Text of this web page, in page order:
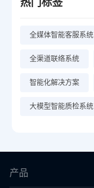
全媒体智能客服系统
全渠道联络系统
智能化解决方案
大模型智能质检系统
产品